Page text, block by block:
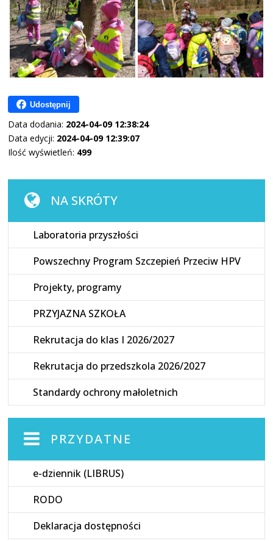
Udostępnij
Data dodania: 2024-04-09 12:38:24
Data edycji: 2024-04-09 12:39:07
Ilość wyświetleń: 499
NA SKRÓTY
Laboratoria przyszłości
Powszechny Program Szczepień Przeciw HPV
Projekty, programy
PRZYJAZNA SZKOŁA
Rekrutacja do klas I 2026/2027
Rekrutacja do przedszkola 2026/2027
Standardy ochrony małoletnich
PRZYDATNE
e-dziennik (LIBRUS)
RODO
Deklaracja dostępności